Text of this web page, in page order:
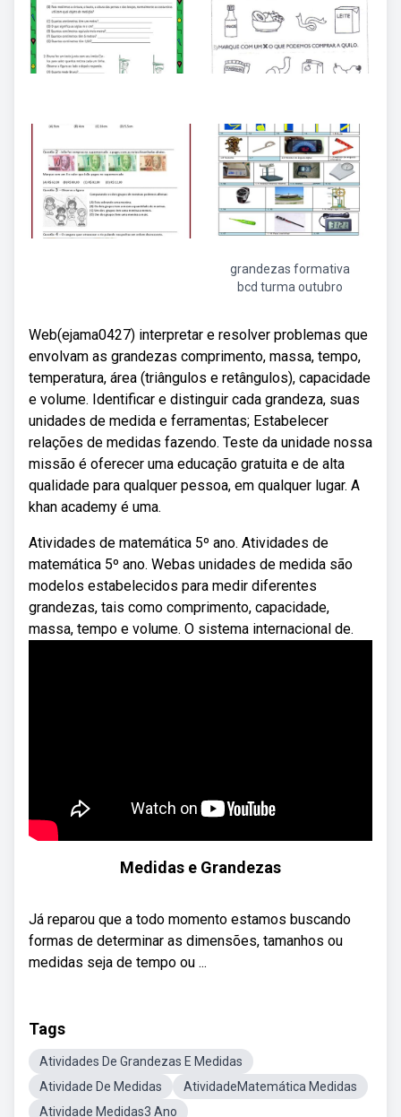
grandezas formativa
bcd turma outubro
Web(ejama0427) interpretar e resolver problemas que
envolvam as grandezas comprimento, massa, tempo,
temperatura, área (triângulos e retângulos), capacidade
e volume. Identificar e distinguir cada grandeza, suas
unidades de medida e ferramentas; Estabelecer
relações de medidas fazendo. Teste da unidade nossa
missão é oferecer uma educação gratuita e de alta
qualidade para qualquer pessoa, em qualquer lugar. A
khan academy é uma.
Atividades de matemática 5º ano. Atividades de
matemática 5º ano. Webas unidades de medida são
modelos estabelecidos para medir diferentes
grandezas, tais como comprimento, capacidade,
massa, tempo e volume. O sistema internacional de.
Medidas e Grandezas
Já reparou que a todo momento estamos buscando
formas de determinar as dimensões, tamanhos ou
medidas seja de tempo ou ...
Tags
Atividades De Grandezas E Medidas
Atividade De Medidas
AtividadeMatemática Medidas
Atividade Medidas3 Ano